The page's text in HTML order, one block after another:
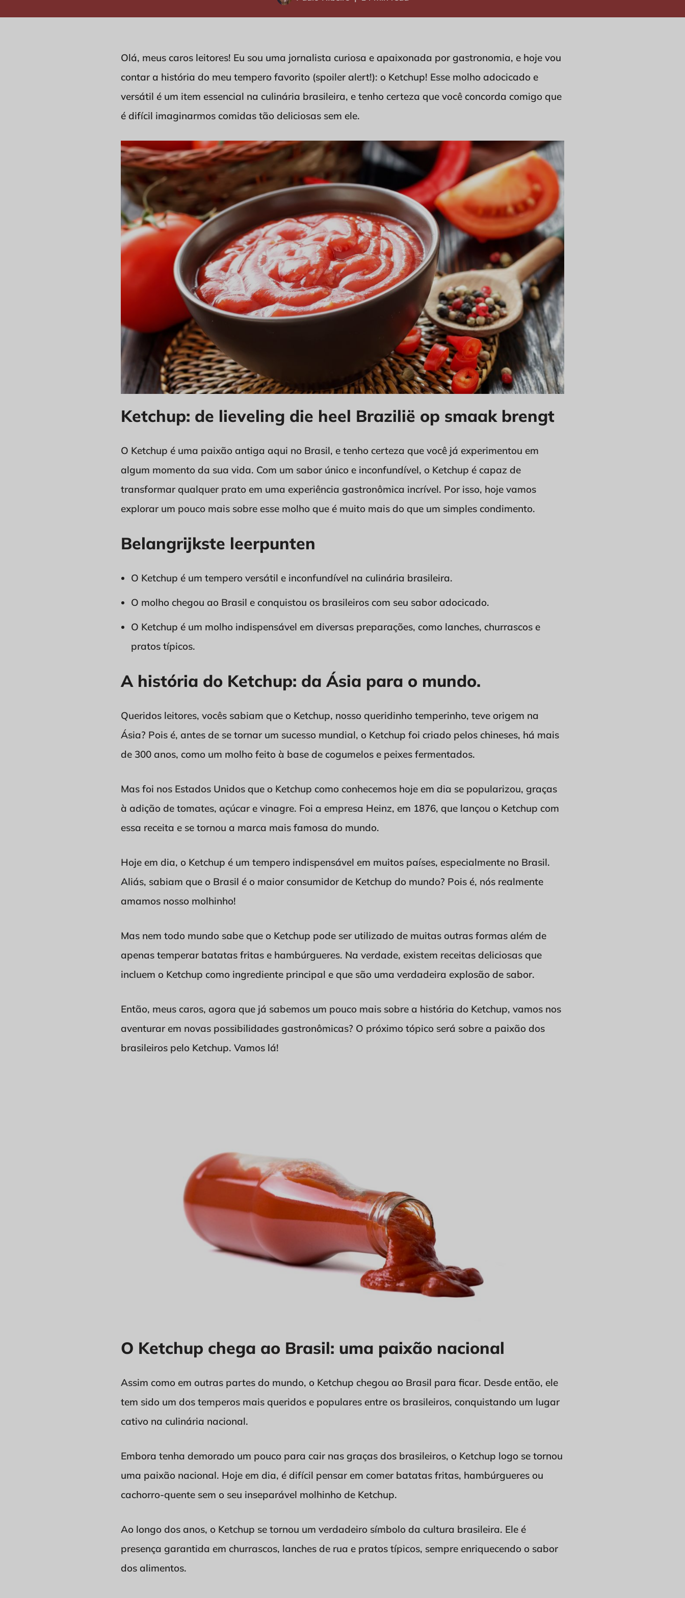
Olá, meus caros leitores! Eu sou uma jornalista curiosa e apaixonada por gastronomia, e hoje vou
contar a história do meu tempero favorito (spoiler alert!): o Ketchup! Esse molho adocicado e
versátil é um item essencial na culinária brasileira, e tenho certeza que você concorda comigo que
é difícil imaginarmos comidas tão deliciosas sem ele.
Ketchup: de lieveling die heel Brazilië op smaak brengt
O Ketchup é uma paixão antiga aqui no Brasil, e tenho certeza que você já experimentou em
algum momento da sua vida. Com um sabor único e inconfundível, o Ketchup é capaz de
transformar qualquer prato em uma experiência gastronômica incrível. Por isso, hoje vamos
explorar um pouco mais sobre esse molho que é muito mais do que um simples condimento.
Belangrijkste leerpunten
O Ketchup é um tempero versátil e inconfundível na culinária brasileira.
O molho chegou ao Brasil e conquistou os brasileiros com seu sabor adocicado.
O Ketchup é um molho indispensável em diversas preparações, como lanches, churrascos e
pratos típicos.
A história do Ketchup: da Ásia para o mundo.
Queridos leitores, vocês sabiam que o Ketchup, nosso queridinho temperinho, teve origem na
Ásia? Pois é, antes de se tornar um sucesso mundial, o Ketchup foi criado pelos chineses, há mais
de 300 anos, como um molho feito à base de cogumelos e peixes fermentados.
Mas foi nos Estados Unidos que o Ketchup como conhecemos hoje em dia se popularizou, graças
à adição de tomates, açúcar e vinagre. Foi a empresa Heinz, em 1876, que lançou o Ketchup com
essa receita e se tornou a marca mais famosa do mundo.
Hoje em dia, o Ketchup é um tempero indispensável em muitos países, especialmente no Brasil.
Aliás, sabiam que o Brasil é o maior consumidor de Ketchup do mundo? Pois é, nós realmente
amamos nosso molhinho!
Mas nem todo mundo sabe que o Ketchup pode ser utilizado de muitas outras formas além de
apenas temperar batatas fritas e hambúrgueres. Na verdade, existem receitas deliciosas que
incluem o Ketchup como ingrediente principal e que são uma verdadeira explosão de sabor.
Então, meus caros, agora que já sabemos um pouco mais sobre a história do Ketchup, vamos nos
aventurar em novas possibilidades gastronômicas? O próximo tópico será sobre a paixão dos
brasileiros pelo Ketchup. Vamos lá!
O Ketchup chega ao Brasil: uma paixão nacional
Assim como em outras partes do mundo, o Ketchup chegou ao Brasil para ficar. Desde então, ele
tem sido um dos temperos mais queridos e populares entre os brasileiros, conquistando um lugar
cativo na culinária nacional.
Embora tenha demorado um pouco para cair nas graças dos brasileiros, o Ketchup logo se tornou
uma paixão nacional. Hoje em dia, é difícil pensar em comer batatas fritas, hambúrgueres ou
cachorro-quente sem o seu inseparável molhinho de Ketchup.
Ao longo dos anos, o Ketchup se tornou um verdadeiro símbolo da cultura brasileira. Ele é
presença garantida em churrascos, lanches de rua e pratos típicos, sempre enriquecendo o sabor
dos alimentos.